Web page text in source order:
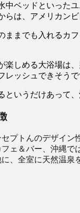
ベッドといった
は、アメリカン
ままでも入れるカ
楽しめる大浴場は
ッシュできそうで
いうだけあって
プトんのデザイン
ェ＆バー、沖縄
、全室に天然温泉